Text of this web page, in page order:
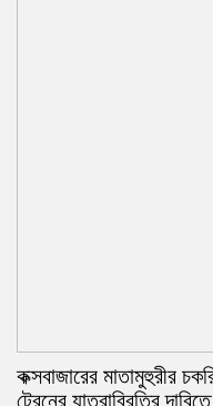
কক্সবাজারের মাতামুহুরীর
ট্রেনের যাত্রাবিরতির